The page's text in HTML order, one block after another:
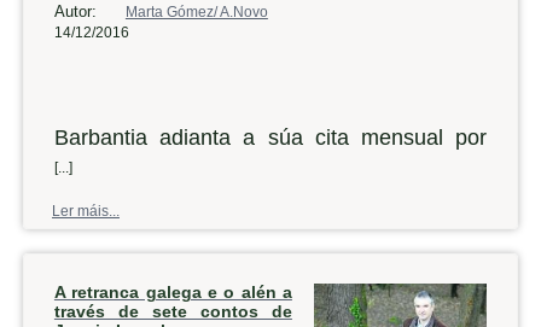
Autor:
Marta Gómez/ A.Novo
14/12/2016
Barbantia adianta a súa cita mensual por
mor das festas do Nadal, así que este
venres a asociación cultural levará a cabo
na casa de cultura noiesa unha nova
historiador Pedro García Vidal, que falará do
[...]
Ler máis...
A retranca galega e o alén a
través de sete contos de